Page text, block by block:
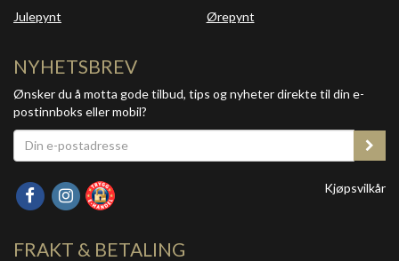
Julepynt
Ørepynt
NYHETSBREV
Ønsker du å motta gode tilbud, tips og nyheter direkte til din e-
postinnboks eller mobil?
Kjøpsvilkår
FRAKT & BETALING